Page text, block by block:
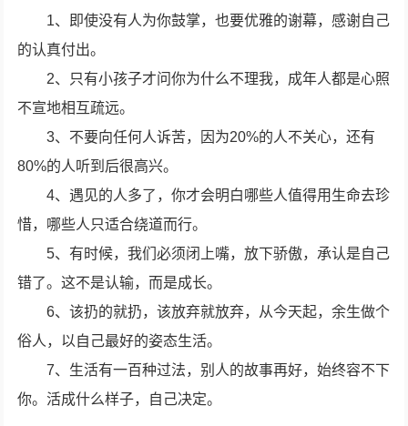
1、即使没有人为你鼓掌，也要优雅的谢幕，感谢自己
的认真付出。
2、只有小孩子才问你为什么不理我，成年人都是心照
不宣地相互疏远。
3、不要向任何人诉苦，因为20%的人不关心，还有
80%的人听到后很高兴。
4、遇见的人多了，你才会明白哪些人值得用生命去珍
惜，哪些人只适合绕道而行。
5、有时候，我们必须闭上嘴，放下骄傲，承认是自己
错了。这不是认输，而是成长。
6、该扔的就扔，该放弃就放弃，从今天起，余生做个
俗人，以自己最好的姿态生活。
7、生活有一百种过法，别人的故事再好，始终容不下
你。活成什么样子，自己决定。